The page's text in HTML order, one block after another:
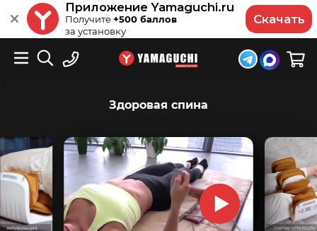
Приложение Yamaguchi.ru
Получите +500 баллов
за установку
Скачать
Здоровая спина